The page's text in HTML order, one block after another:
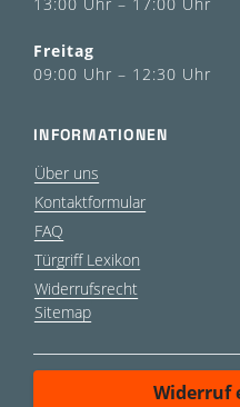
Freitag
09:00 Uhr – 12:30 Uhr
INFORMATIONEN
Über uns
Kontaktformular
FAQ
Türgriff Lexikon
Widerrufsrecht
Sitemap
Widerruf